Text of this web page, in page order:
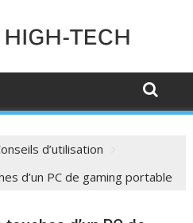
d’utilisation
d’un PC de gaming portable